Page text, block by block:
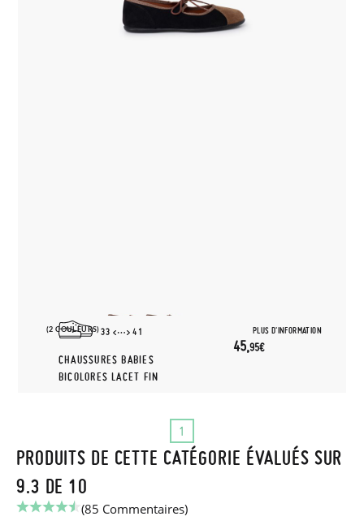
(2 COULEURS) PLUS D'INFORMATION
33 41
CHAUSSURES BABIES
BICOLORES LACET FIN
45,95€
1
PRODUITS DE CETTE CATÉGORIE ÉVALUÉS SUR
9.3 DE 10
(85 Commentaires)